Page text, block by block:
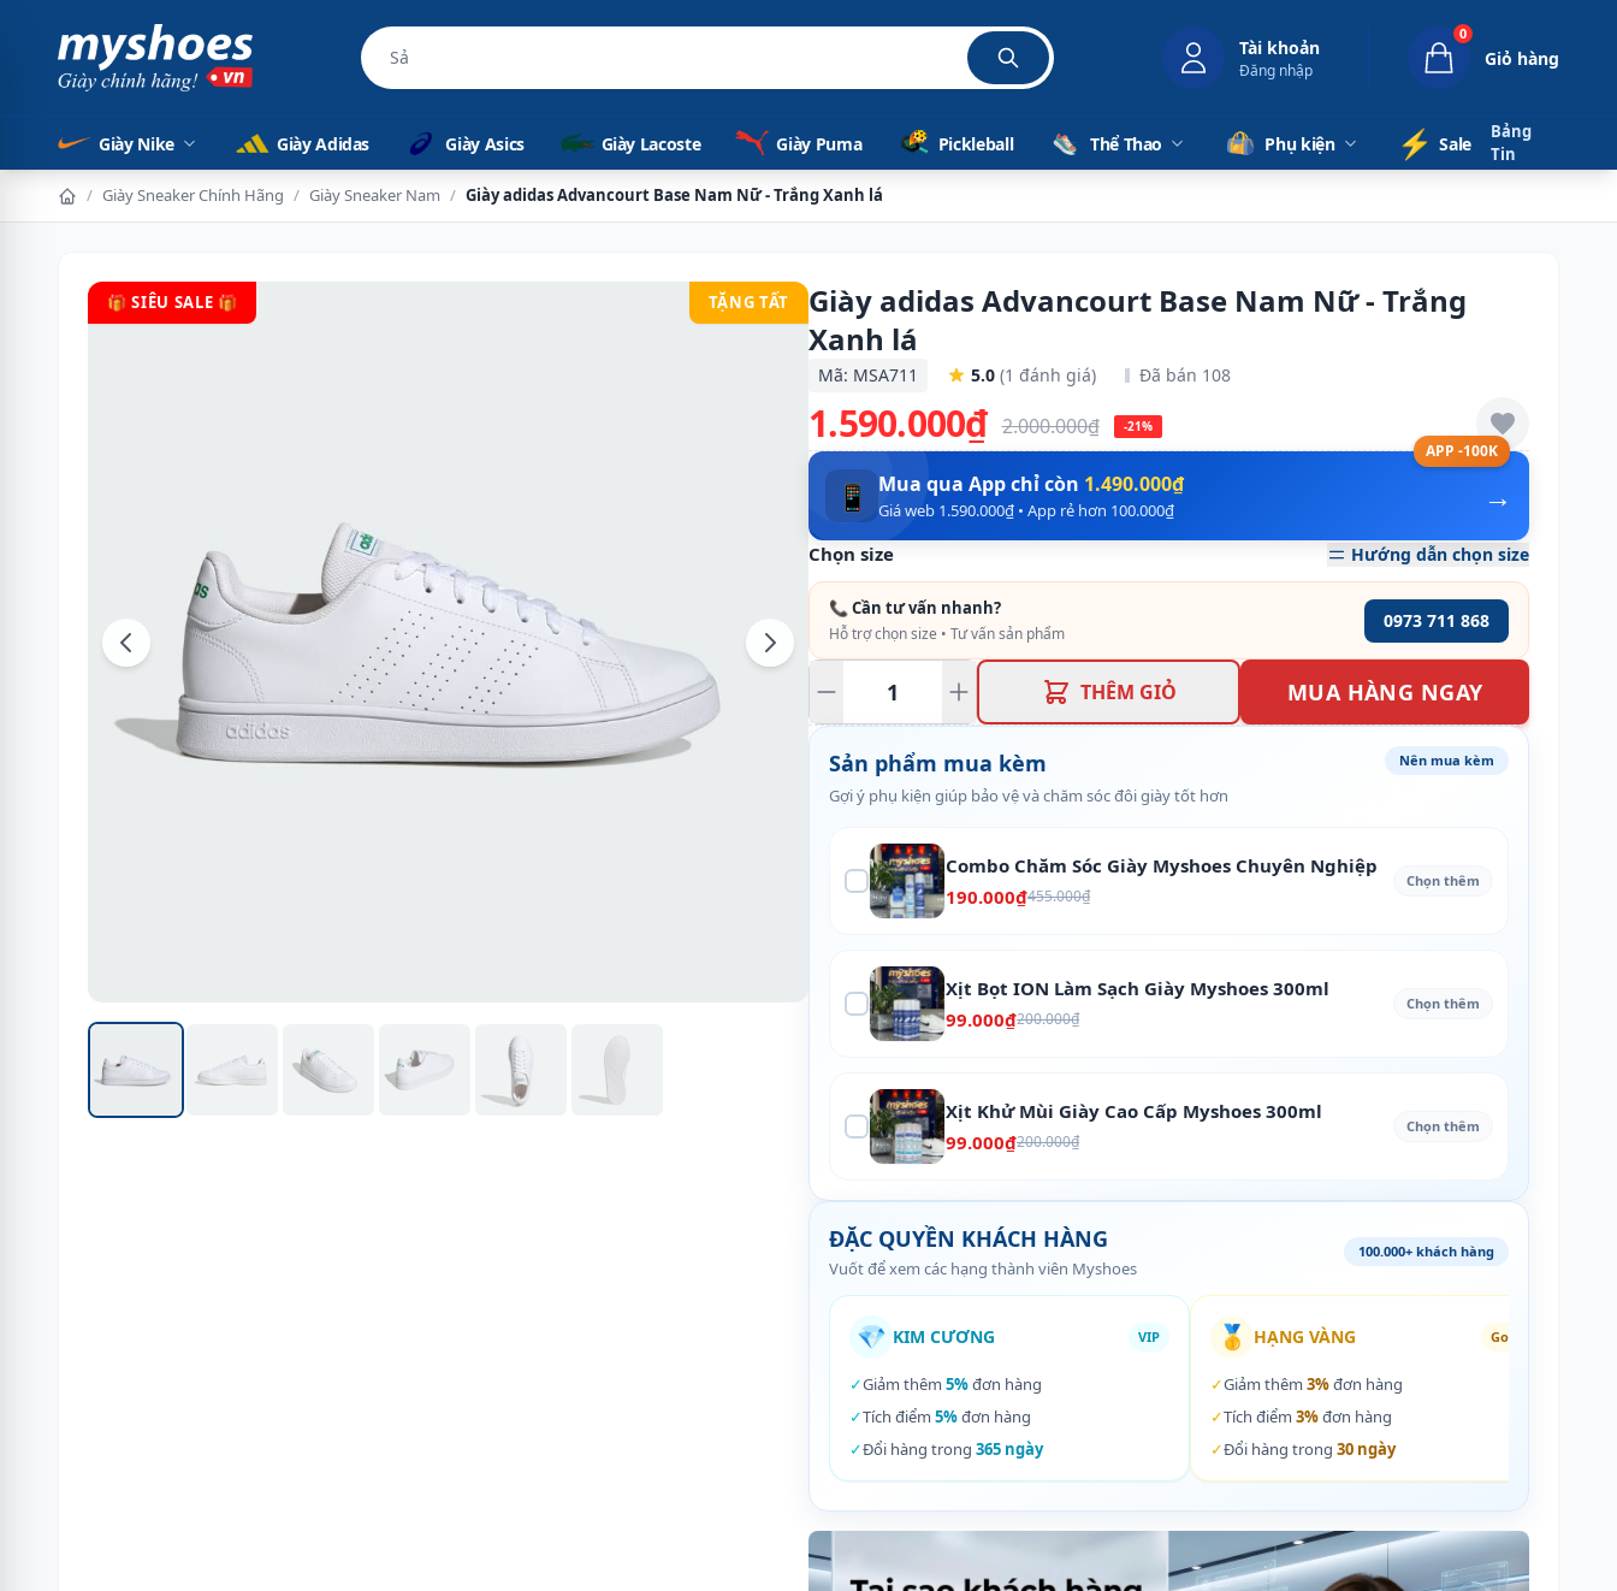
Sản phẩm chính Tài khoản
Đăng nhập
0
Giỏ hàng
Giày Nike Giày Adidas Giày Asics Giày Lacoste Giày Puma Pickleball Thể Thao Phụ kiện ⚡️ Sale
Bảng
Tin
/ Giày Sneaker Chính Hãng / Giày Sneaker Nam / Giày adidas Advancourt Base Nam Nữ - Trắng Xanh lá
🎁 SIÊU SALE 🎁 TẶNG TẤT
Giày adidas Advancourt Base Nam Nữ - Trắng
Xanh lá
Mã: MSA711 5.0 (1 đánh giá) Đã bán 108
1.590.000₫ 2.000.000₫ -21%
APP -100K
→
📱 Mua qua App chỉ còn 1.490.000₫
Giá web 1.590.000₫ • App rẻ hơn 100.000₫
Chọn size Hướng dẫn chọn size
📞 Cần tư vấn nhanh?
Hỗ trợ chọn size • Tư vấn sản phẩm
0973 711 868
THÊM GIỎ MUA HÀNG NGAY
Sản phẩm mua kèm
Gợi ý phụ kiện giúp bảo vệ và chăm sóc đôi giày tốt hơn
Nên mua kèm
Combo Chăm Sóc Giày Myshoes Chuyên Nghiệp
190.000₫455.000₫
Chọn thêm
Xịt Bọt ION Làm Sạch Giày Myshoes 300ml
99.000₫200.000₫
Chọn thêm
Xịt Khử Mùi Giày Cao Cấp Myshoes 300ml
99.000₫200.000₫
Chọn thêm
ĐẶC QUYỀN KHÁCH HÀNG
Vuốt để xem các hạng thành viên Myshoes
100.000+ khách hàng
💎 KIM CƯƠNG VIP
✓Giảm thêm 5%đơn hàng
✓Tích điểm 5%đơn hàng
✓Đổi hàng trong 365 ngày
🥇 HẠNG VÀNG Gold
✓Giảm thêm 3%đơn hàng
✓Tích điểm 3%đơn hàng
✓Đổi hàng trong 30 ngày